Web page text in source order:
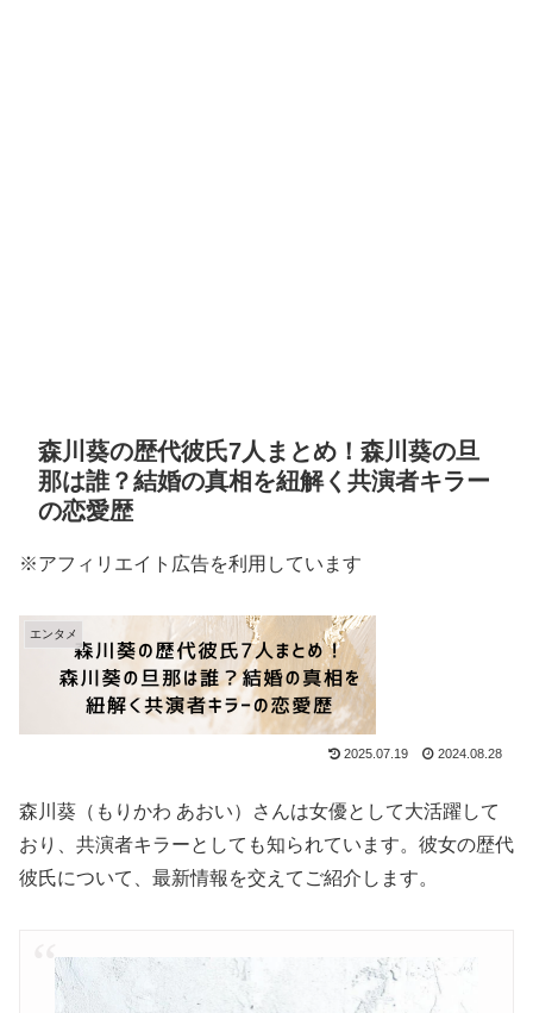
森川葵の歴代彼氏7人まとめ！森川葵の旦
那は誰？結婚の真相を紐解く共演者キラー
の恋愛歴
※アフィリエイト広告を利用しています
エンタメ
2025.07.19 2024.08.28
森川葵（もりかわ あおい）さんは女優として大活躍して
おり、共演者キラーとしても知られています。彼女の歴代
彼氏について、最新情報を交えてご紹介します。